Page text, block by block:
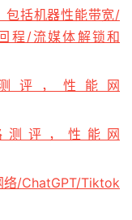
包括机器性能带宽/
程/流媒体解锁和
评，性能网
测评，性能网
络/ChatGPT/Tiktok